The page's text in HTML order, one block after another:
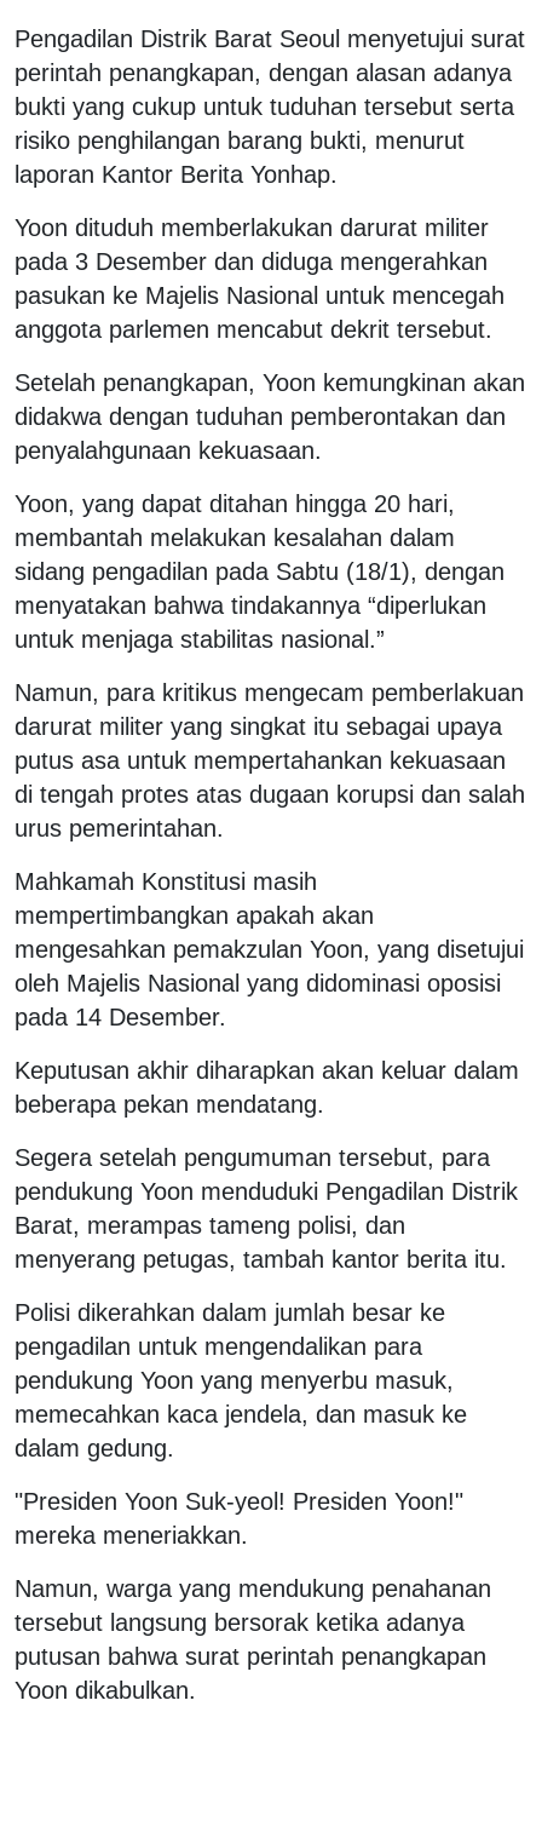
Pengadilan Distrik Barat Seoul menyetujui surat
perintah penangkapan, dengan alasan adanya
bukti yang cukup untuk tuduhan tersebut serta
risiko penghilangan barang bukti, menurut
laporan Kantor Berita Yonhap.
Yoon dituduh memberlakukan darurat militer
pada 3 Desember dan diduga mengerahkan
pasukan ke Majelis Nasional untuk mencegah
anggota parlemen mencabut dekrit tersebut.
Setelah penangkapan, Yoon kemungkinan akan
didakwa dengan tuduhan pemberontakan dan
penyalahgunaan kekuasaan.
Yoon, yang dapat ditahan hingga 20 hari,
membantah melakukan kesalahan dalam
sidang pengadilan pada Sabtu (18/1), dengan
menyatakan bahwa tindakannya “diperlukan
untuk menjaga stabilitas nasional.”
Namun, para kritikus mengecam pemberlakuan
darurat militer yang singkat itu sebagai upaya
putus asa untuk mempertahankan kekuasaan
di tengah protes atas dugaan korupsi dan salah
urus pemerintahan.
Mahkamah Konstitusi masih
mempertimbangkan apakah akan
mengesahkan pemakzulan Yoon, yang disetujui
oleh Majelis Nasional yang didominasi oposisi
pada 14 Desember.
Keputusan akhir diharapkan akan keluar dalam
beberapa pekan mendatang.
Segera setelah pengumuman tersebut, para
pendukung Yoon menduduki Pengadilan Distrik
Barat, merampas tameng polisi, dan
menyerang petugas, tambah kantor berita itu.
Polisi dikerahkan dalam jumlah besar ke
pengadilan untuk mengendalikan para
pendukung Yoon yang menyerbu masuk,
memecahkan kaca jendela, dan masuk ke
dalam gedung.
"Presiden Yoon Suk-yeol! Presiden Yoon!"
mereka meneriakkan.
Namun, warga yang mendukung penahanan
tersebut langsung bersorak ketika adanya
putusan bahwa surat perintah penangkapan
Yoon dikabulkan.